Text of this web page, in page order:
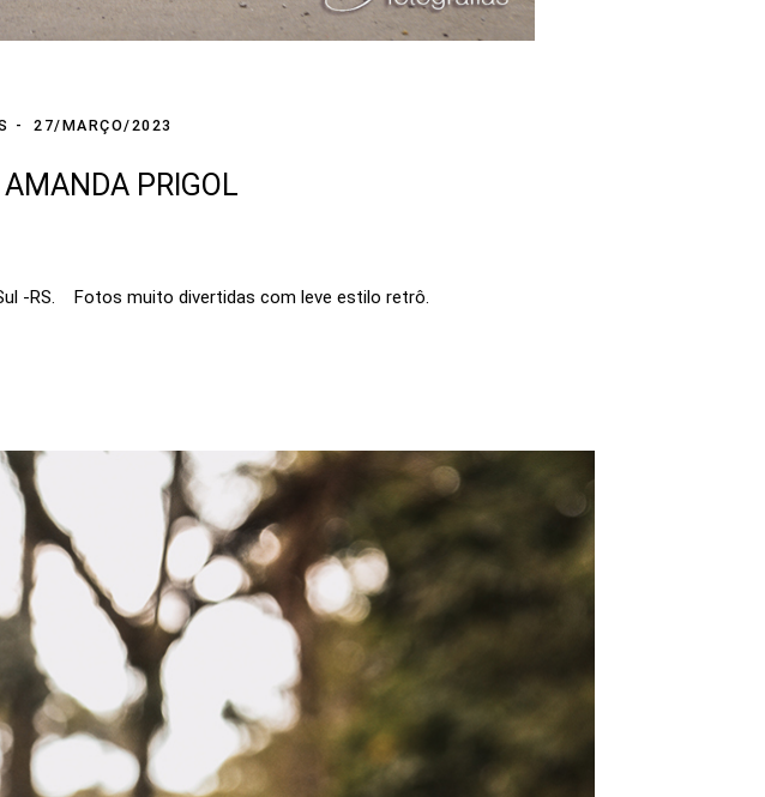
27/MARÇO/2023
PRIGOL
-RS. Fotos muito divertidas com leve estilo retrô.